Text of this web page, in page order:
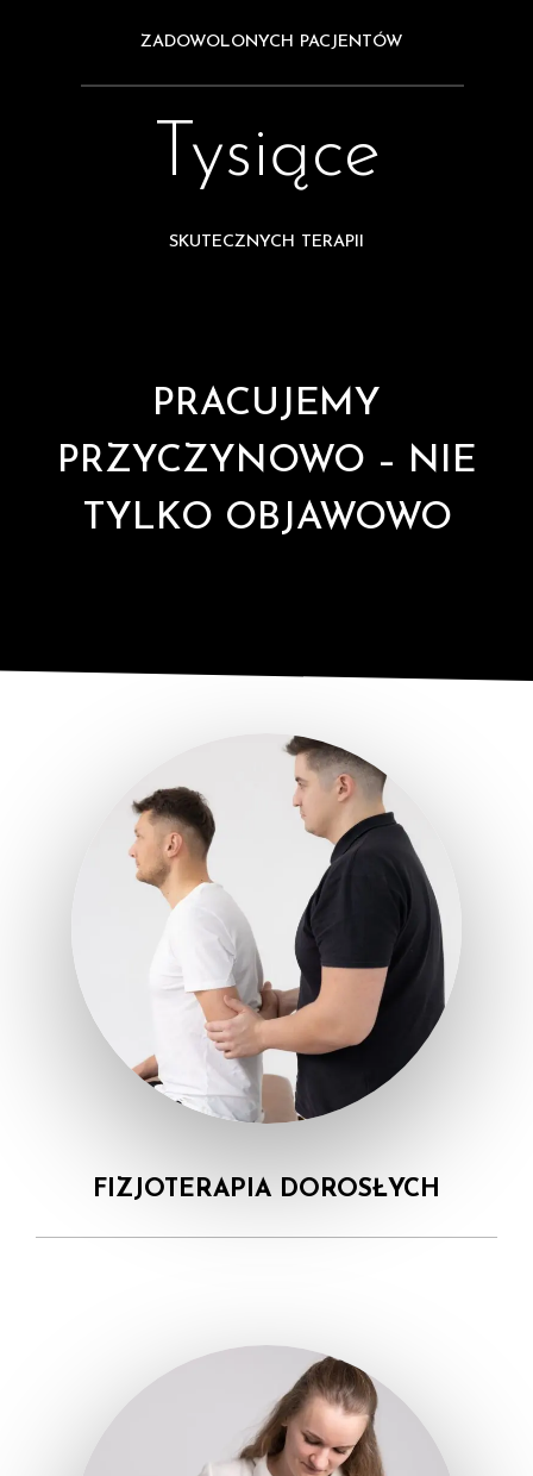
ZADOWOLONYCH PACJENTÓW
Tysiące
SKUTECZNYCH TERAPII
PRACUJEMY
PRZYCZYNOWO – NIE
TYLKO OBJAWOWO
FIZJOTERAPIA DOROSŁYCH